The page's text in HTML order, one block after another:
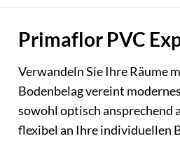
Primaflor PVC
Verwandeln Sie Ihre Räume
Bodenbelag vereint
sowohl optisch ansprechend
flexibel an Ihre individuellen